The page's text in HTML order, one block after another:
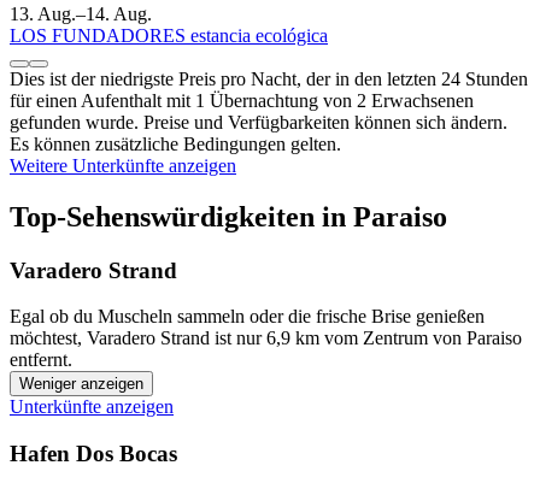
13. Aug.–14. Aug.
LOS FUNDADORES estancia ecológica
Dies ist der niedrigste Preis pro Nacht, der in den letzten 24 Stunden
für einen Aufenthalt mit 1 Übernachtung von 2 Erwachsenen
gefunden wurde. Preise und Verfügbarkeiten können sich ändern.
Es können zusätzliche Bedingungen gelten.
Weitere Unterkünfte anzeigen
Top-Sehenswürdigkeiten in Paraiso
Varadero Strand
Egal ob du Muscheln sammeln oder die frische Brise genießen
möchtest, Varadero Strand ist nur 6,9 km vom Zentrum von Paraiso
entfernt.
Weniger anzeigen
Unterkünfte anzeigen
Hafen Dos Bocas